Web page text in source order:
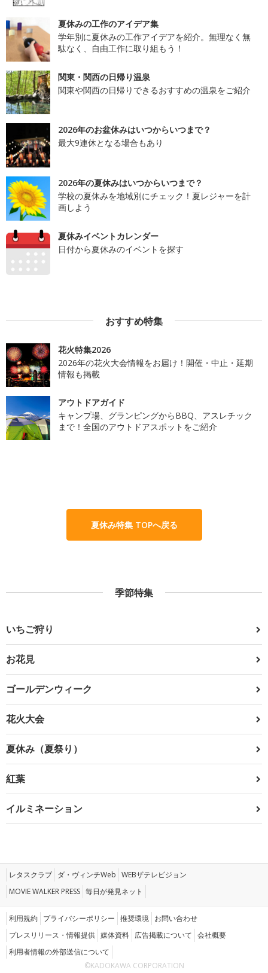
夏休みの工作のアイデア集
学年別に夏休みの工作アイデアを紹介。無理なく無
駄なく、自由工作に取り組もう！
関東・関西の日帰り温泉
関東や関西の日帰りできるおすすめの温泉をご紹介
2026年のお盆休みはいつからいつまで？
最大9連休となる場合もあり
2026年の夏休みはいつからいつまで？
学校の夏休みを地域別にチェック！夏レジャーを計
画しよう
夏休みイベントカレンダー
日付から夏休みのイベントを探す
おすすめ特集
花火特集2026
2026年の花火大会情報をお届け！開催・中止・延期
情報も掲載
アウトドアガイド
キャンプ場、グランピングからBBQ、アスレチック
まで！全国のアウトドアスポットをご紹介
夏休み特集 TOPへ戻る
季節特集
いちご狩り
お花見
ゴールデンウィーク
花火大会
夏休み（夏祭り）
紅葉
イルミネーション
レタスクラブ ダ・ヴィンチWeb WEBザテレビジョン
MOVIE WALKER PRESS 毎日が発見ネット
利用規約 プライバシーポリシー 推奨環境 お問い合わせ
プレスリリース・情報提供 媒体資料 広告掲載について 会社概要
利用者情報の外部送信について
©KADOKAWA CORPORATION